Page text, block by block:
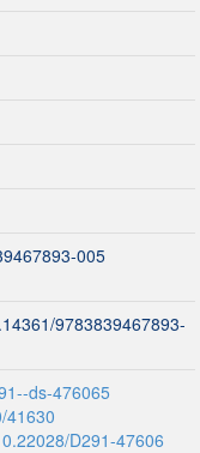
005
9783839467893-
ds-476065
41630
D291-47606